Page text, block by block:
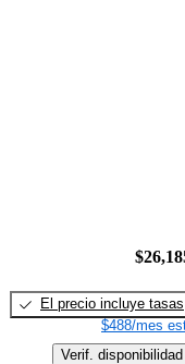
El precio incluye tasas
$488/mes
Verif. disponibilidad